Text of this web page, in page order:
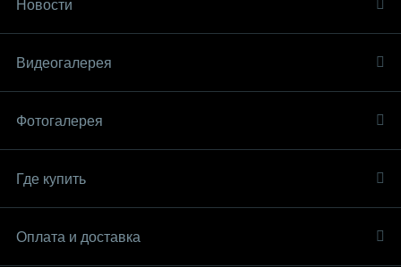
Новости
Видеогалерея
Фотогалерея
Где купить
Оплата и доставка